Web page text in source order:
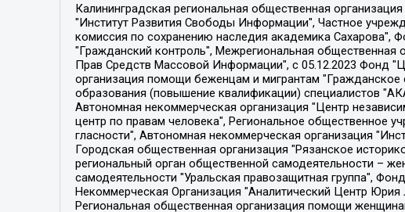
Калининградская региональная общественная организация "Экозащита!-Женсовет", Фонд содействия защите прав и свобод граждан "Общественный вердикт", Фонд "Институт Развития Свободы Информации", Частное учреждение "Информационное агентство МЕМО. РУ", Региональная общественная организация "Общественная комиссия по сохранению наследия академика Сахарова", Фонд поддержки свободы прессы, Санкт-Петербургская общественная правозащитная организация "Гражданский контроль", Межрегиональная общественная организация "Информационно-просветительский центр "Мемориал", Региональный Фонд "Центр Защиты Прав Средств Массовой Информации", с 05.12.2023 Фонд "Центр Защиты Прав Средств массовой информации", Региональная общественная благотворительная организация помощи беженцам и мигрантам "Гражданское содействие", Негосударственное образовательное учреждение дополнительного профессионального образования (повышение квалификации) специалистов "АКАДЕМИЯ ПО ПРАВАМ ЧЕЛОВЕКА", Свердловская региональная общественная организация "Сутяжник", Автономная некоммерческая организация "Центр независимых социологических исследований", Союз общественных объединений "Российский исследовательский центр по правам человека", Региональное общественное учреждение научно-информационный центр "МЕМОРИАЛ", Некоммерческая организация "Фонд защиты гласности", Автономная некоммерческая организация "Институт прав человека", Городская общественная организация "Екатеринбургское общество "МЕМОРИАЛ", Городская общественная организация "Рязанское историко-просветительское и правозащитное общество "Мемориал" (Рязанский Мемориал), Челябинский региональный орган общественной самодеятельности – женское общественное объединение "Женщины Евразии", Челябинский региональный орган общественной самодеятельности "Уральская правозащитная группа", Фонд содействия защите здоровья и социальной справедливости имени Андрея Рылькова, Автономная Некоммерческая Организация "Аналитический Центр Юрия Левады", Автономная некоммерческая организация социальной поддержки населения "Проект Апрель", Региональная общественная организация помощи женщинам и детям, находящимся в кризисной ситуации "Информационно-методический центр "Анна", Фонд содействия развитию массовых коммуникаций и правовому просвещению "Так-так-Так", Фонд содействия устойчивому развитию "Серебряная тайга", Свердловский региональный общественный фонд социальных проектов "Новое время", "Idel.Реалии", Кавказ.Реалии, Крым.Реалии, Телеканал Настоящее Время, Татаро-башкирская служба Радио Свобода (Azatliq Radiosi), Радио Свободная Европа/Радио Свобода (PCE/PC), "Сибирь.Реалии", "Фактограф", Благотворительный фонд помощи осужденным и их семьям, Автономная некоммерческая организация "Институт глобализации и социальных движений", Фонд "В защиту прав заключенных", Частное учреждение "Центр поддержки и содействия развитию средств массовой информации", Пензенский региональный общественный благотворительный фонд "Гражданский союз", "Север.Реалии", Некоммерческая организация Фонд "Правовая инициатива", Общество с ограниченной ответственностью "Радио Свободная Европа/Радио Свобода", Чешское информационное агентство "MEDIUM-ORIENT", Красноярская региональная общественная организация "Мы против СПИДа", Камалягин Денис Николаевич, Маркелов Сергей Евгеньевич, Пономарев Лев Александрович, Савицкая Людмила Алексеевна, Автономная некоммерческая организация "Центр по работе с проблемой насилия "НАСИЛИЮ.НЕТ", Межрегиональный профессиональный союз работников